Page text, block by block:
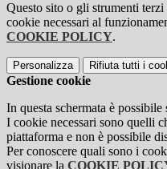
Questo sito o gli strumenti
cookie necessari al
COOKIE POLICY.
Personalizza Rifiuta tutti i
Gestione cookie
In questa schermata è
I cookie necessari sono quelli
piattaforma e non è possibile
Per conoscere quali sono i
visionare la COOKIE